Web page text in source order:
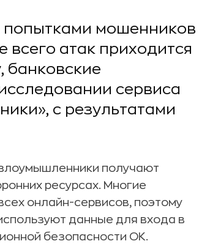
попытками мошенников
всего атак приходится
банковские
сервиса
с результатами
получают
ресурсах. Многие
онлайн-сервисов, поэтому
данные для входа в
безопасности ОК.